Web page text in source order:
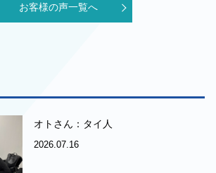
お客様の声一覧へ
オトさん：タイ人
2026.07.16